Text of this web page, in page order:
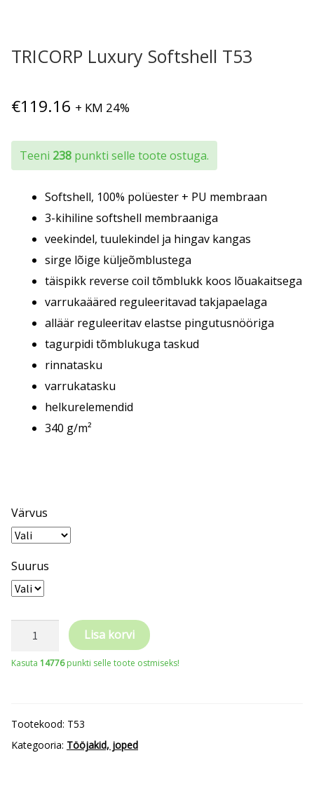
TRICORP Luxury Softshell T53
€119.16 + KM 24%
Teeni 238 punkti selle toote ostuga.
Softshell, 100% polüester + PU membraan
3-kihiline softshell membraaniga
veekindel, tuulekindel ja hingav kangas
sirge lõige küljeõmblustega
täispikk reverse coil tõmblukk koos lõuakaitsega
varrukaääred reguleeritavad takjapaelaga
alläär reguleeritav elastse pingutusnööriga
tagurpidi tõmblukuga taskud
rinnatasku
varrukatasku
helkurelemendid
340 g/m²
Värvus
Suurus
TRICORP
Lisa korvi
Kasuta 14776punkti selle toote ostmiseks!
Tootekood: T53
Kategooria: Tööjakid, joped